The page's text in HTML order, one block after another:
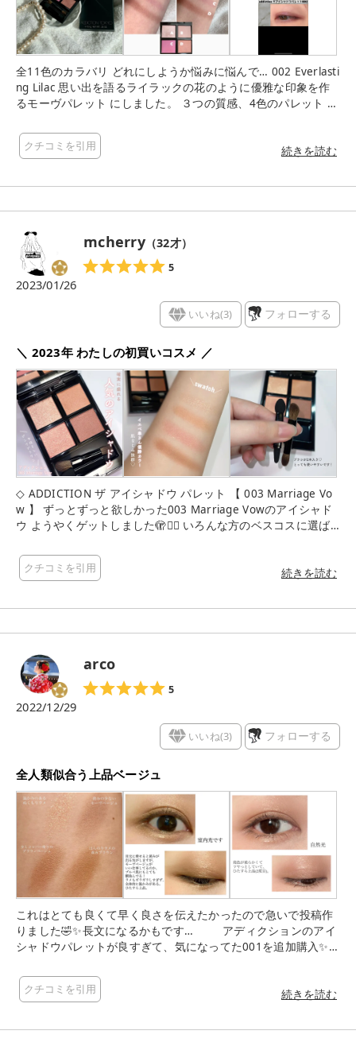
全11色のカラバリ どれにしようか悩みに悩んで… 002 Everlasti
ng Lilac 思い出を語るライラックの花のように優雅な印象を作
るモーヴパレット にしました。 ３つの質感、4色のパレット 粉
高く高輝度なパールをちりばめたカラー 華やかな煌めきのある
仕上がり ✔︎右上…マット テクニック不要で肌に溶け込むニュア
✔︎左下…パール 象徴的なムードのある繊細なカラー 見たままの
象を引き締める上品なシェードカラー 繊細な艶を携えた奥行き
感のある仕上がり 目元に透明感が出る青みパレット。 一見濃く
見える左下のパープルもシアーな感じなのでキツくなりすぎな
い。 重ねても厚塗り感がでず粉っぽくならないところが良かっ
た。また色持ちも◎ 付属のブラシは２本付きでこちらが優秀。
肌あたりが柔らかくふわふわ〜♡ これだけでも欲しい‼︎ 他の色
味も気になっています。 ご覧頂きありがとうございます
クチコミを引用 続きを読む
mcherry（32才）
5
2023/01/26
いいね(3) フォローする
＼ 2023年 わたしの初買いコスメ ／
◇ ADDICTION ザ アイシャドウ パレット 【 003 Marriage Vo
w 】 ずっとずっと欲しかった003 Marriage Vowのアイシャド
ウ ようやくゲットしました🫣❤️‍🔥 いろんな方のベスコスに選ば
に統一感があって このパレット1つで、簡単に可愛いメイクに
仕上がります！ ラメ感が、ギラつきすぎず でも、華やかさがあ
ます。 また、派手すぎず、肌なじみがよいので デイリーにシー
って良かったと思える🫣大満足コスメです❤️
クチコミを引用 続きを読む
arco
5
2022/12/29
いいね(3) フォローする
全人類似合う上品ベージュ
これはとても良くて早く良さを伝えたかったので急いで投稿作
りました🤣✨長文になるかもです… アディクションのアイ
シャドウパレットが良すぎて、気になってた001を追加購入✨
ず、私の瞼はくすんでいます😇 そして、ベージュアイシャドウ
は鬼門で。 あまり発色しなかったり、似合わなかったり。 他の
うかなぁと思いつつ使ってみたら、びっくり！ これは誰でも似
クチコミを引用 続きを読む